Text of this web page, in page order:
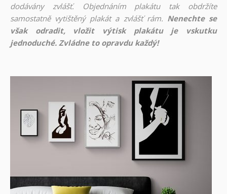
dodávány zvlášť. Objednáním plakátu tak obdržíte
samostatně vytištěný plakát a zvlášť rám. Nenechte se
však odradit, vložit výtisk plakátu je vskutku
jednoduché. Zvládne to opravdu každý!